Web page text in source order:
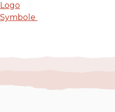
Logo
Symbole